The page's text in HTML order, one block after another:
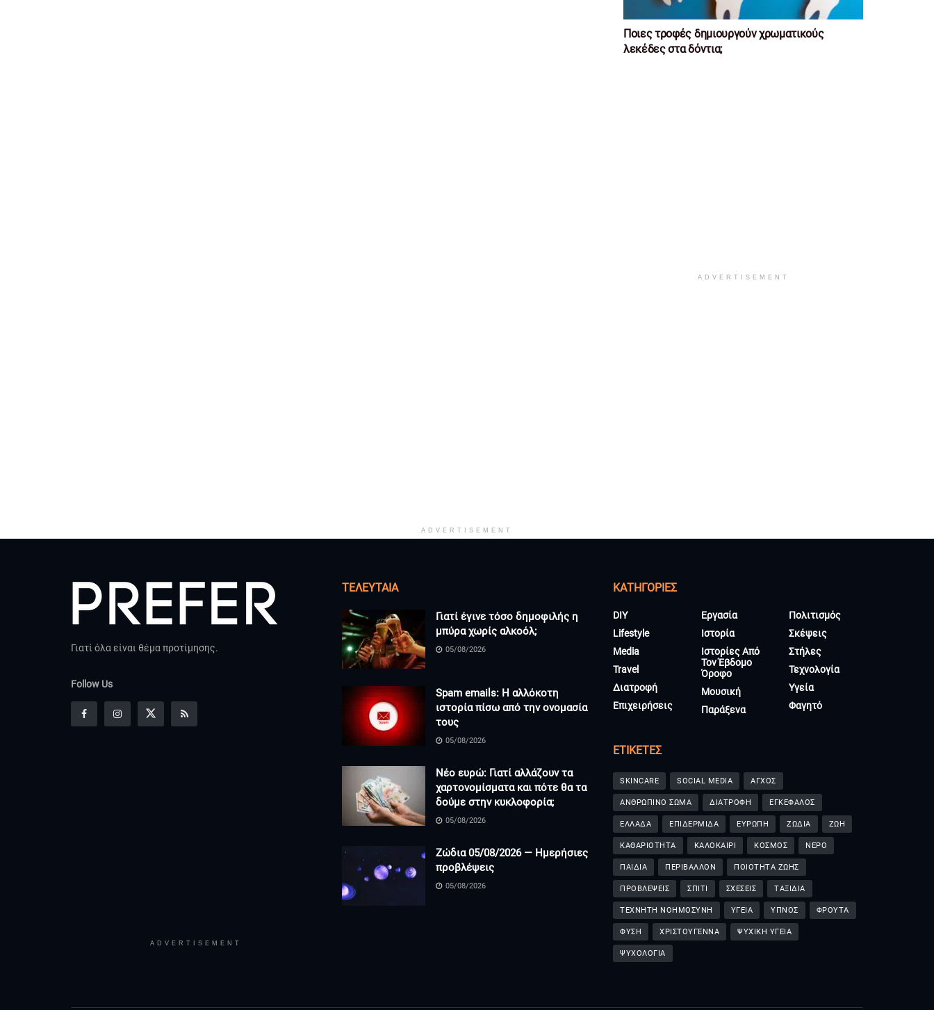
Ποιες τροφές δημιουργούν χρωματικούς
λεκέδες στα δόντια;
ADVERTISEMENT
ADVERTISEMENT
Γιατί όλα είναι θέμα προτίμησης.
Follow Us
ADVERTISEMENT
ΤΕΛΕΥΤΑΊΑ
Γιατί έγινε τόσο δημοφιλής η
μπύρα χωρίς αλκοόλ;
05/08/2026
Spam emails: Η αλλόκοτη
ιστορία πίσω από την ονομασία
τους
05/08/2026
Νέο ευρώ: Γιατί αλλάζουν τα
χαρτονομίσματα και πότε θα τα
δούμε στην κυκλοφορία;
05/08/2026
Ζώδια 05/08/2026 — Ημερήσιες
προβλέψεις
05/08/2026
KΑΤΗΓΟΡΊΕΣ
DIY
Lifestyle
Media
Travel
Διατροφή
Επιχειρήσεις
Εργασία
Ιστορία
Ιστορίες Από
Τον Έβδομο
Όροφο
Μουσική
Παράξενα
Πολιτισμός
Σκέψεις
Στήλες
Τεχνολογία
Υγεία
Φαγητό
ΕΤΙΚΈΤΕΣ
SKINCARE SOCIAL MEDIA ΑΓΧΟΣ
ΑΝΘΡΩΠΙΝΟ ΣΩΜΑ ΔΙΑΤΡΟΦΗ ΕΓΚΕΦΑΛΟΣ
ΕΛΛΑΔΑ ΕΠΙΔΕΡΜΙΔΑ ΕΥΡΩΠΗ ΖΩΔΙΑ ΖΩΗ
ΚΑΘΑΡΙΟΤΗΤΑ ΚΑΛΟΚΑΙΡΙ ΚΟΣΜΟΣ ΝΕΡΟ
ΠΑΙΔΙΑ ΠΕΡΙΒΑΛΛΟΝ ΠΟΙΟΤΗΤΑ ΖΩΗΣ
ΠΡΟΒΛΕΨΕΙΣ ΣΠΙΤΙ ΣΧΕΣΕΙΣ ΤΑΞΙΔΙΑ
ΤΕΧΝΗΤΗ ΝΟΗΜΟΣΥΝΗ ΥΓΕΙΑ ΥΠΝΟΣ ΦΡΟΥΤΑ
ΦΥΣΗ ΧΡΙΣΤΟΥΓΕΝΝΑ ΨΥΧΙΚΗ ΥΓΕΙΑ
ΨΥΧΟΛΟΓΙΑ